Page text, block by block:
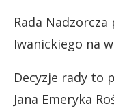
Rada Nadzorcza
Iwanickiego na
Decyzje rady to
Jana Emeryka